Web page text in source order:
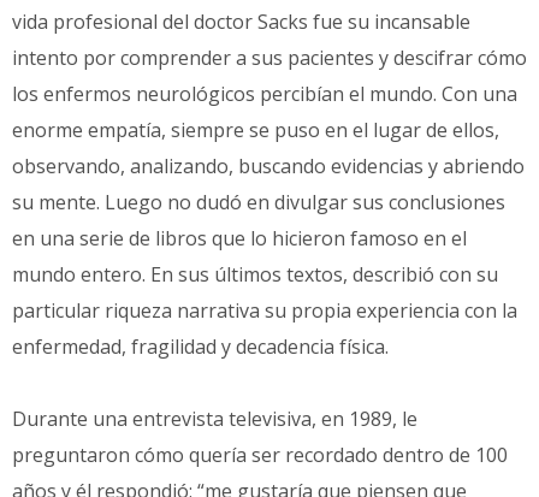
vida profesional del doctor Sacks fue su incansable
intento por comprender a sus pacientes y descifrar cómo
los enfermos neurológicos percibían el mundo. Con una
enorme empatía, siempre se puso en el lugar de ellos,
observando, analizando, buscando evidencias y abriendo
su mente. Luego no dudó en divulgar sus conclusiones
en una serie de libros que lo hicieron famoso en el
mundo entero. En sus últimos textos, describió con su
particular riqueza narrativa su propia experiencia con la
enfermedad, fragilidad y decadencia física.
Durante una entrevista televisiva, en 1989, le
preguntaron cómo quería ser recordado dentro de 100
años y él respondió: “me gustaría que piensen que